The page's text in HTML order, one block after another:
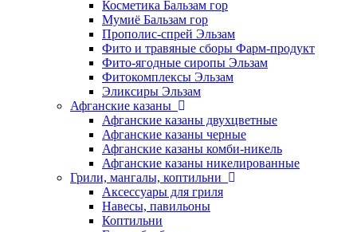
Косметика Бальзам гор
Мумиё Бальзам гор
Прополис-спрей Эльзам
Фито и травяные сборы Фарм-продукт
Фито-ягодные сиропы Эльзам
Фитокомплексы Эльзам
Эликсиры Эльзам
Афганские казаны
Афганские казаны двухцветные
Афганские казаны черные
Афганские казаны комби-никель
Афганские казаны никелированные
Грили, мангалы, коптильни
Аксессуары для гриля
Навесы, павильоны
Коптильни